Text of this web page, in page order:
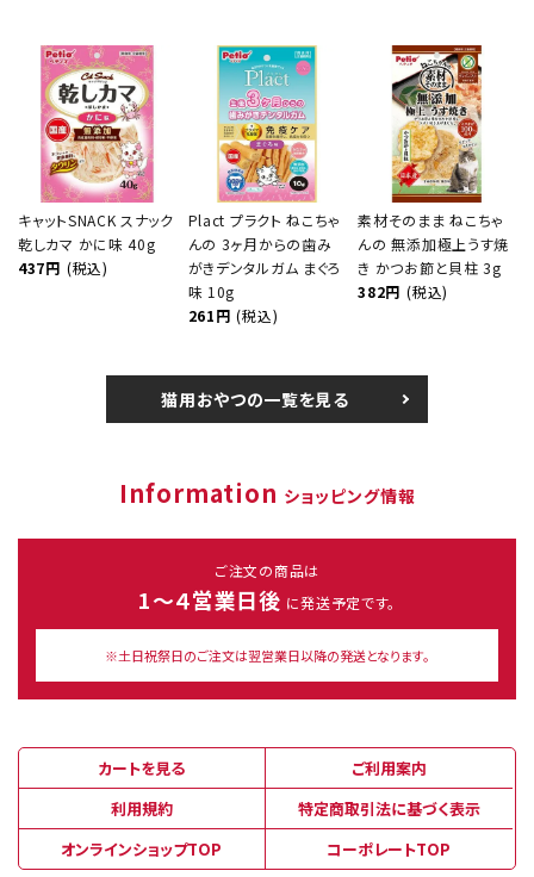
キャットSNACK スナック
乾しカマ かに味 40g
437円 (税込)
Plact プラクト ねこちゃ
んの 3ヶ月からの歯み
がきデンタルガム まぐろ
味 10g
261円 (税込)
素材そのまま ねこちゃ
んの 無添加極上うす焼
き かつお節と貝柱 3g
382円 (税込)
猫用おやつの一覧を見る
Information ショッピング情報
ご注文の商品は
1～４営業日後 に発送予定です。
※土日祝祭日のご注文は翌営業日以降の発送となります。
カートを見る
ご利用案内
利用規約
特定商取引法に基づく表示
オンラインショップTOP
コーポレートTOP